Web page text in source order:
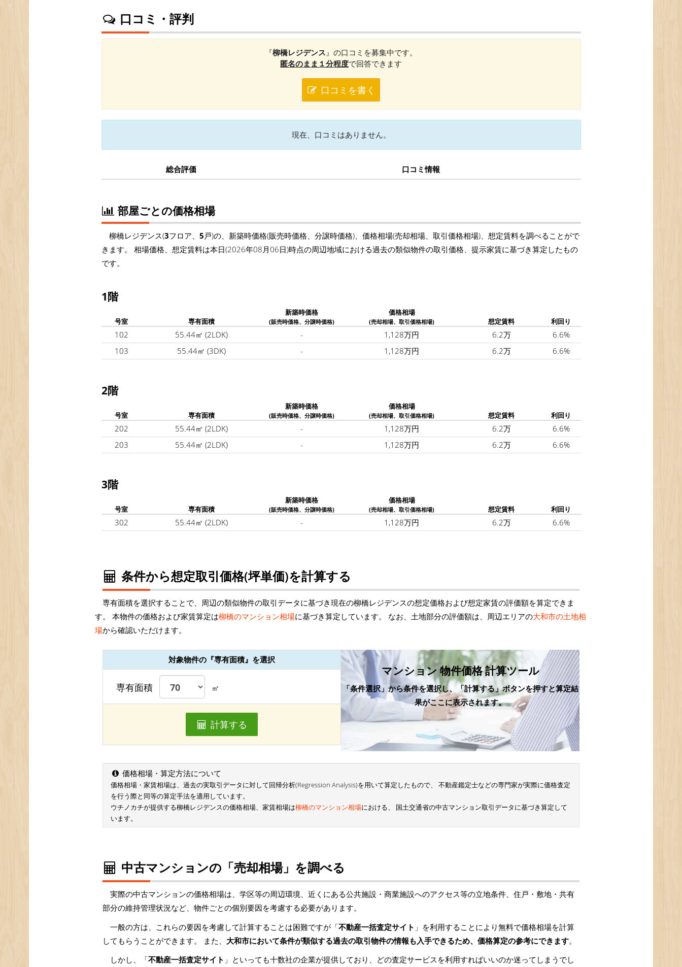
口コミ・評判
『柳橋レジデンス 』の口コミを募集中です。
匿名のまま１分程度で回答できます
口コミを書く
現在、口コミはありません。
総合評価 口コミ情報
部屋ごとの価格相場
柳橋レジデンス(3フロア、 5戸)の、新築時価格(販売時価格、分譲時価格)、価格相場(売却相場、取引価格相場)、想定賃料を調べることがで
きます。 相場価格、想定賃料は本日(2026年08月06日)時点の周辺地域における過去の類似物件の取引価格、提示家賃に基づき算定したもの
です。
1階
号室 専有面積
新築時価格
(販売時価格、分譲時価格)
価格相場
(売却相場、取引価格相場) 想定賃料 利回り
102 55.44㎡ (2LDK) - 1,128万円 6.2万
6.6%
103
55.44㎡ (3DK) - 1,128万円 6.2万 6.6%
2階
号室 専有面積
新築時価格
(販売時価格、分譲時価格)
価格相場
(売却相場、取引価格相場) 想定賃料 利回り
202 55.44㎡ (2LDK) - 1,128万円 6.2万
6.6%
203
55.44㎡ (2LDK) - 1,128万円 6.2万 6.6%
3階
号室 専有面積
新築時価格
(販売時価格、分譲時価格)
価格相場
(売却相場、取引価格相場) 想定賃料 利回り
302 55.44㎡ (2LDK) - 1,128万円 6.2万 6.6%
条件から想定取引価格(坪単価)を計算する
専有面積を選択することで、周辺の類似物件の取引データに基づき現在の柳橋レジデンスの想定価格および想定家賃の評価額を算定できま
す。 本物件の価格および家賃算定は柳橋のマンション相場に基づき算定しています。 なお、土地部分の評価額は、周辺エリアの大和市の土地相
場から確認いただけます。
対象物件の『専有面積』を選択
専有面積 ㎡
計算する
マンション 物件価格 計算ツール
「条件選択」から条件を選択し、「計算する」ボタンを押すと算定結
果がここに表示されます。
価格相場・算定方法について
価格相場・家賃相場は、過去の実取引データに対して回帰分析(Regression Analysis)を用いて算定したもので、 不動産鑑定士などの専門家が実際に価格査定
を行う際と同等の算定手法を適用しています。
ウチノカチが提供する柳橋レジデンスの価格相場、家賃相場は柳橋のマンション相場における、 国土交通省の中古マンション取引データに基づき算定して
います。
中古マンションの「売却相場」を調べる
実際の中古マンションの価格相場は、学区等の周辺環境、近くにある公共施設・商業施設へのアクセス等の立地条件、住戸・敷地・共有
部分の維持管理状況など、物件ごとの個別要因を考慮する必要があります。
一般の方は、これらの要因を考慮して計算することは困難ですが「不動産一括査定サイト 」を利用することにより無料で価格相場を計算
してもらうことができます。 また、 大和市において条件が類似する過去の取引物件の情報も入手できるため、価格算定の参考にできます。
しかし、「不動産一括査定サイト 」といっても十数社の企業が提供しており、どの査定サービスを利用すればいいのか迷ってしまうでし